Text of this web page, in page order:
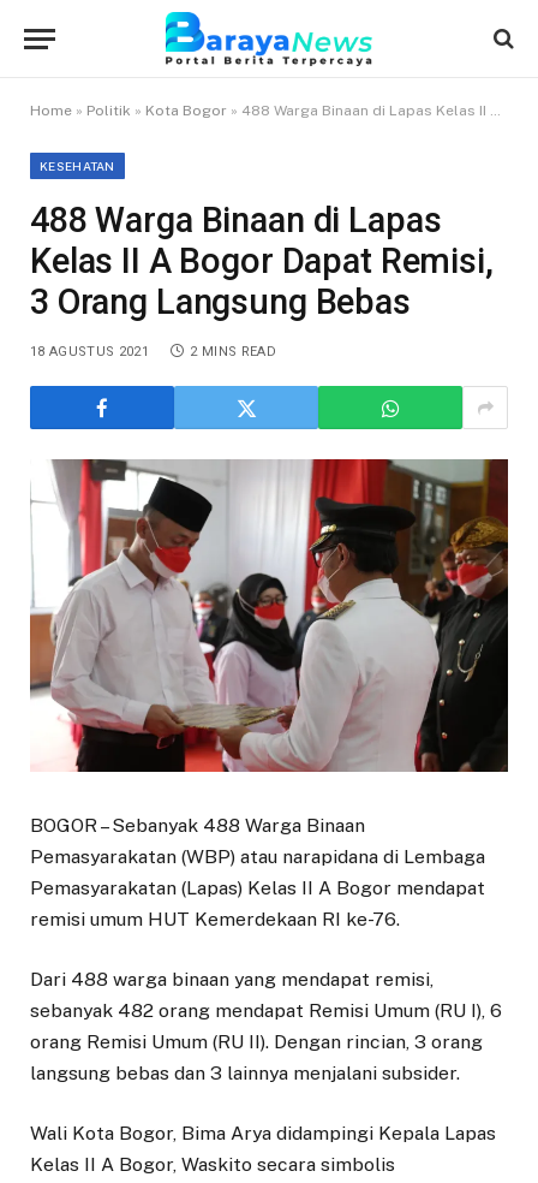
Home » Politik » Kota Bogor » 488 Warga Binaan di Lapas Kelas II A Bogor Dapat Remisi, 3 Orang Langsung Bebas
KESEHATAN
488 Warga Binaan di Lapas
Kelas II A Bogor Dapat Remisi,
3 Orang Langsung Bebas
18 AGUSTUS 2021 2 MINS READ
BOGOR – Sebanyak 488 Warga Binaan
Pemasyarakatan (WBP) atau narapidana di Lembaga
Pemasyarakatan (Lapas) Kelas II A Bogor mendapat
remisi umum HUT Kemerdekaan RI ke-76.
Dari 488 warga binaan yang mendapat remisi,
sebanyak 482 orang mendapat Remisi Umum (RU I), 6
orang Remisi Umum (RU II). Dengan rincian, 3 orang
langsung bebas dan 3 lainnya menjalani subsider.
Wali Kota Bogor, Bima Arya didampingi Kepala Lapas
Kelas II A Bogor, Waskito secara simbolis